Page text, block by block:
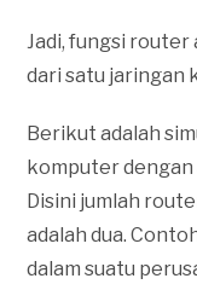
Jadi, fungsi
dari satu jaringan
Berikut adalah
komputer dengan
Disini jumlah
adalah dua.
dalam suatu